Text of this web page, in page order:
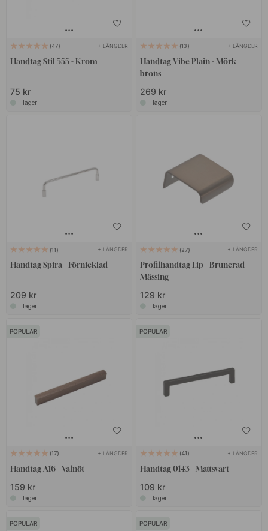
47 + LÄNGDER
Handtag Stil 555 - Krom
75 kr
I lager
13 + LÄNGDER
Handtag Vibe Plain - Mörk
brons
269 kr
I lager
11 + LÄNGDER
Handtag Spira - Förnicklad
209 kr
I lager
27 + LÄNGDER
Profilhandtag Lip - Brunerad
Mässing
129 kr
I lager
POPULAR
17 + LÄNGDER
Handtag A16 - Valnöt
159 kr
I lager
POPULAR
41 + LÄNGDER
Handtag 0143 - Mattsvart
109 kr
I lager
POPULAR POPULAR